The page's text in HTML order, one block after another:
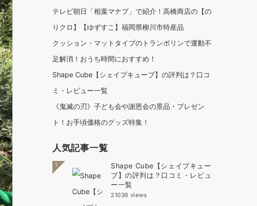
テレビ朝日「相葉マナブ」で紹介！高橋商店の【の
りクロ】【ゆずすこ】福岡県柳川市特産品
クッション・マットタイプのトランポリンで運動不
足解消！おうち時間におすすめ！
Shape Cube【シェイプキューブ】の評判は？口コ
ミ・レビュー一覧
《鬼滅の刃》子ども会や謝恩会の景品・プレゼン
ト！お手頃価格のグッズ特集！
人気記事一覧
1
Shape Cube【シェイプキュー
ブ】の評判は？口コミ・レビュ
ー一覧
21036 views